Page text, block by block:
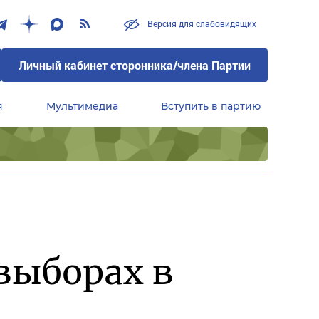
Версия для слабовидящих
Личный кабинет сторонника/члена Партии
Мультимедиа Вступить в партию
в